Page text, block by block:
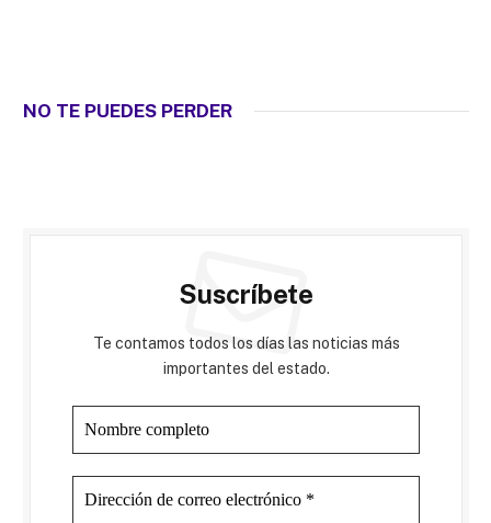
NO TE PUEDES PERDER
Suscríbete
Te contamos todos los días las noticias más
importantes del estado.